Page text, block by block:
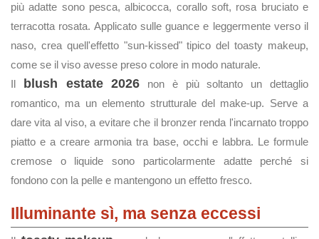
più adatte sono pesca, albicocca, corallo soft, rosa bruciato e
terracotta rosata. Applicato sulle guance e leggermente verso il
naso, crea quell'effetto "sun-kissed" tipico del toasty makeup,
come se il viso avesse preso colore in modo naturale.
Il
blush estate 2026 non è più soltanto un dettaglio
romantico, ma un elemento strutturale del make-up. Serve a
dare vita al viso, a evitare che il bronzer renda l'incarnato troppo
piatto e a creare armonia tra base, occhi e labbra. Le formule
cremose o liquide sono particolarmente adatte perché si
fondono con la pelle e mantengono un effetto fresco.
Illuminante sì, ma senza eccessi